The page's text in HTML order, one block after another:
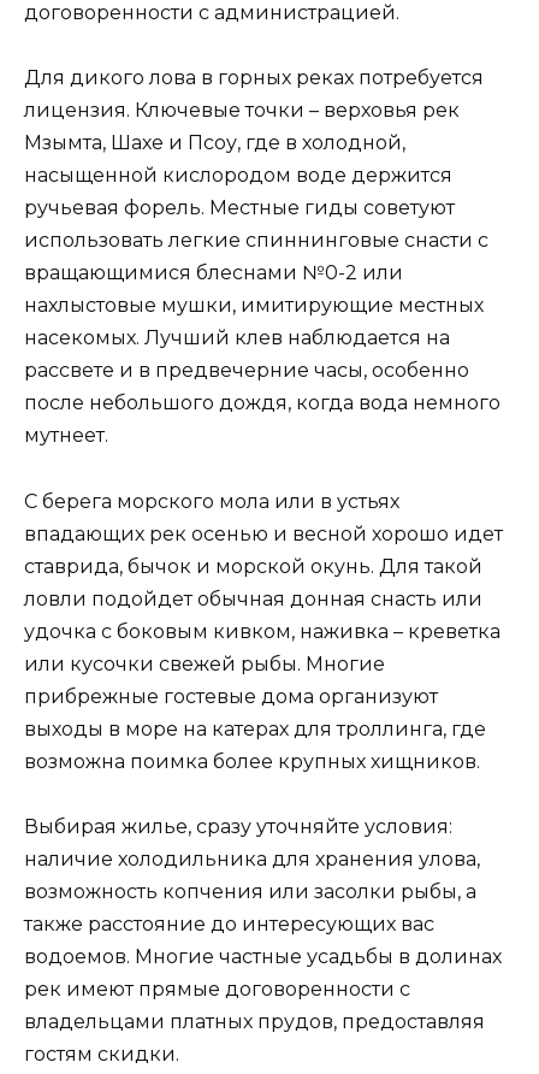
договоренности с администрацией.
Для дикого лова в горных реках потребуется
лицензия. Ключевые точки – верховья рек
Мзымта, Шахе и Псоу, где в холодной,
насыщенной кислородом воде держится
ручьевая форель. Местные гиды советуют
использовать легкие спиннинговые снасти с
вращающимися блеснами №0-2 или
нахлыстовые мушки, имитирующие местных
насекомых. Лучший клев наблюдается на
рассвете и в предвечерние часы, особенно
после небольшого дождя, когда вода немного
мутнеет.
С берега морского мола или в устьях
впадающих рек осенью и весной хорошо идет
ставрида, бычок и морской окунь. Для такой
ловли подойдет обычная донная снасть или
удочка с боковым кивком, наживка – креветка
или кусочки свежей рыбы. Многие
прибрежные гостевые дома организуют
выходы в море на катерах для троллинга, где
возможна поимка более крупных хищников.
Выбирая жилье, сразу уточняйте условия:
наличие холодильника для хранения улова,
возможность копчения или засолки рыбы, а
также расстояние до интересующих вас
водоемов. Многие частные усадьбы в долинах
рек имеют прямые договоренности с
владельцами платных прудов, предоставляя
гостям скидки.